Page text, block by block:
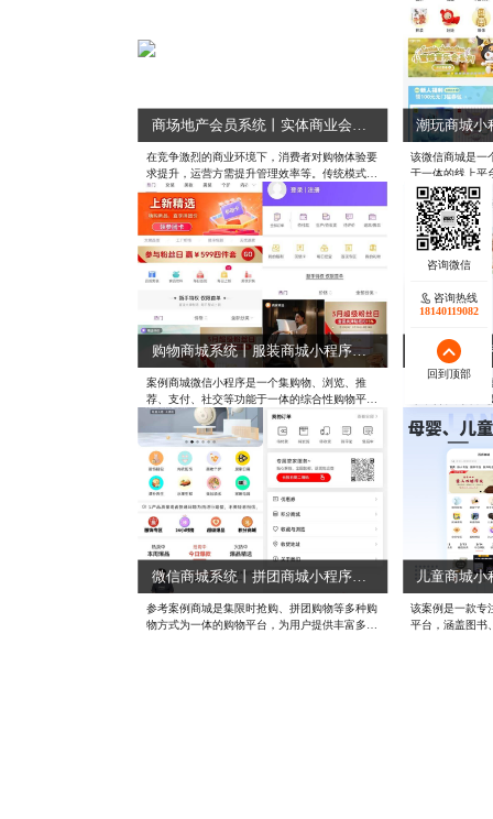
商场地产会员系统丨实体商业会员系统
在竞争激烈的商业环境下，消费者对购物体验要
求提升，运营方需提升管理效率等。传统模式中
存在消费者找品牌耗时、停车缴费繁琐、会员管
理单一等问题。为此推出商场地产会员系统，整
合资源实现消费者与运营方共赢。
该微信商城是一
于一体的线上平
的购物体验。
购物商城系统丨服装商城小程序丨积分商城平台
案例商城微信小程序是一个集购物、浏览、推
荐、支付、社交等功能于一体的综合性购物平
台，为用户提供了更加便捷、高效的购物体验。
无论是日常购物还是寻找特定商品，用户都可以
通过该小程序轻松实现自己的购物需求。
参考案例是一
序，旨在为用
和流量优势，将
微信用户的生活
微信商城系统丨拼团商城小程序丨积分商城系统
参考案例商城是集限时抢购、拼团购物等多种购
物方式为一体的购物平台，为用户提供丰富多样
该案例是一款专
平台，涵盖图书
咨询热线
18140119082
回到顶部
咨询热线
18140119082
回到顶部